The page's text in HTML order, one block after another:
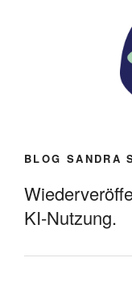
BLOG SANDRA
KI-Nutzung.